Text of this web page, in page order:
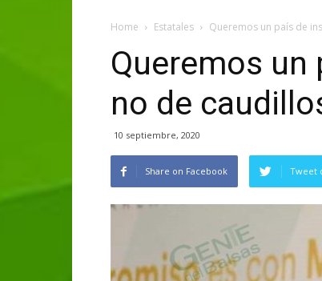
Home Estatales Queremos un país de
Queremos
no de
10 septiembre, 2020
Share on Facebook Tweet